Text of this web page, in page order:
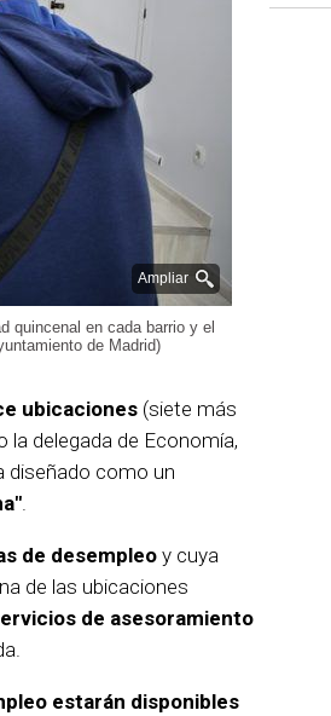
Ampliar
quincenal en cada barrio y el
de Madrid)
ubicaciones (siete más
la delegada de Economía,
diseñado como un
.
de desempleo y cuya
de las ubicaciones
de asesoramiento
estarán disponibles